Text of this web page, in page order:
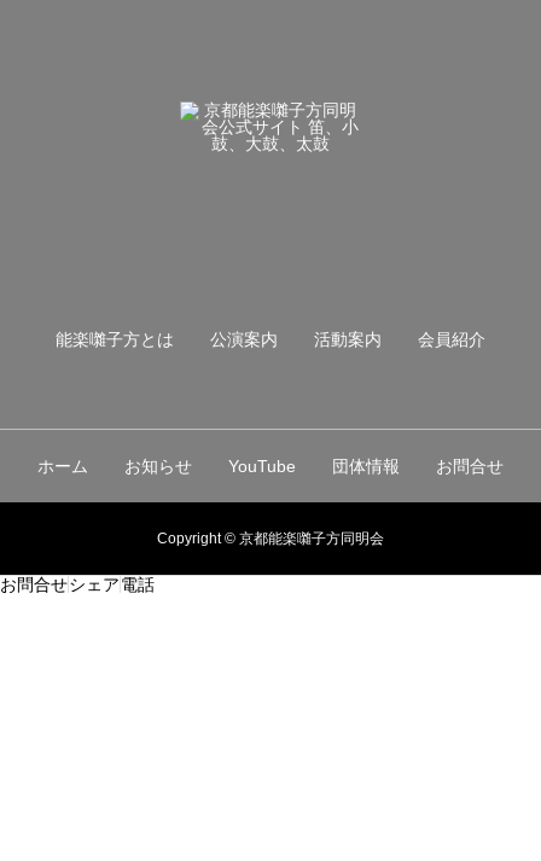
能楽囃子方とは 公演案内 活動案内 会員紹介
ホーム お知らせ YouTube 団体情報 お問合せ
Copyright © 京都能楽囃子方同明会
お問合せシェア電話